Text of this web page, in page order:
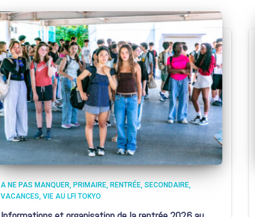
A NE PAS MANQUER PRIMAIRE RENTRÉE SECONDAIRE
VACANCES VIE AU LFI TOKYO